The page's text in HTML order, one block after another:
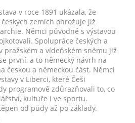
v roce 1891 ukázala, že
zemích ohrožuje již
Němci původně s výstavou
Spolupráce českých a
pražském a vídeňském sněmu již
první, a to německý návrh na
českou a německou část. Němci
v Liberci, které Češi
programově zdůrazňovali to, co
kultuře i ve sportu.
od půdy až po základy.